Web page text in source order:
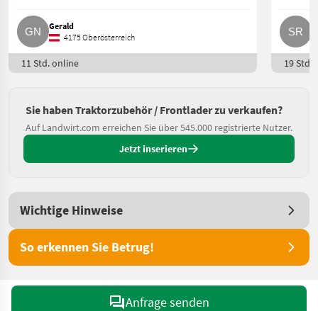
Gerald
4175 Oberösterreich
11 Std. online 19 Std.
Sie haben Traktorzubehör / Frontlader zu verkaufen?
Auf Landwirt.com erreichen Sie über 545.000 registrierte Nutzer.
Jetzt inserieren
Wichtige Hinweise
So erkennen Sie Betrug!
Anfrage senden